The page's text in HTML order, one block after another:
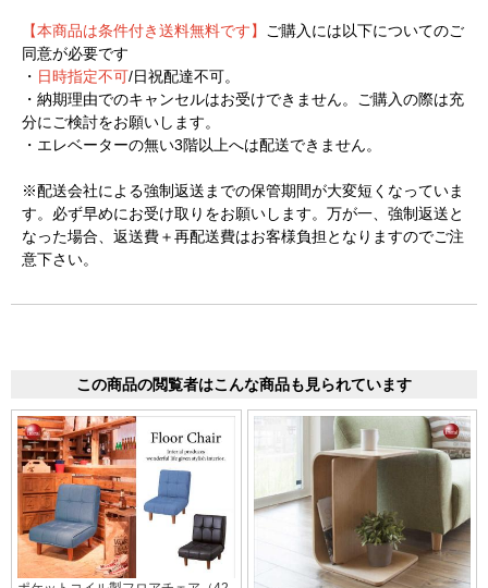
【本商品は条件付き送料無料です】
ご購入には以下についてのご
同意が必要です
・ 日時指定不可/日祝配達不可。
・納期理由でのキャンセルはお受けできません。ご購入の際は充
分にご検討をお願いします。
・エレベーターの無い3階以上へは配送できません。
※配送会社による強制返送までの保管期間が大変短くなっていま
す。必ず早めにお受け取りをお願いします。万が一、強制返送と
なった場合、返送費＋再配送費はお客様負担となりますのでご注
意下さい。
この商品の閲覧者はこんな商品も見られています